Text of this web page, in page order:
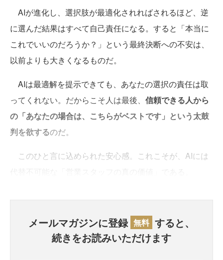
AIが進化し、選択肢が最適化されればされるほど、逆
に選んだ結果はすべて自己責任になる。すると「本当に
これでいいのだろうか？」という最終決断への不安は、
以前よりも大きくなるものだ。
AIは最適解を提示できても、あなたの選択の責任は取
ってくれない。だからこそ人は最後、 信頼できる人から
の「あなたの場合は、こちらがベストです」という太鼓
判を欲するのだ。
このひと言に込められた安心感。これこそが、AIには
メールマガジンに登録 無料 すると、
続きをお読みいただけます